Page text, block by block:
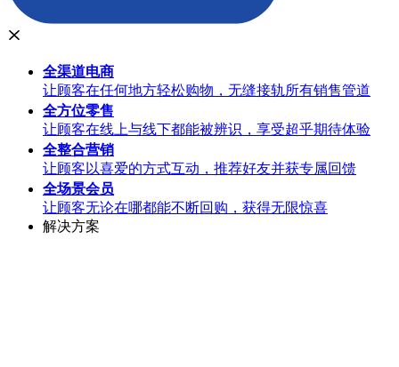
全渠道电商
让顾客在任何地方轻松购物，无缝接轨所有销售管道
全方位零售
让顾客在线上与线下都能被辨识，享受超乎期待体验
全整合营销
让顾客以喜爱的方式互动，推荐好友并获专属回馈
全场景会员
让顾客无论在哪都能不断回购，获得无限惊喜
解决方案